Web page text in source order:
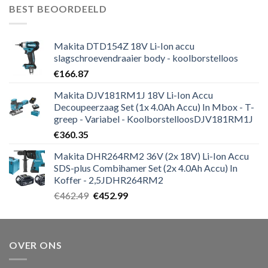
€271.19.
BEST BEOORDEELD
Makita DTD154Z 18V Li-Ion accu
slagschroevendraaier body - koolborstelloos
€166.87
Makita DJV181RM1J 18V Li-Ion Accu
Decoupeerzaag Set (1x 4.0Ah Accu) In Mbox - T-
greep - Variabel - KoolborstelloosDJV181RM1J
€360.35
Makita DHR264RM2 36V (2x 18V) Li-Ion Accu
SDS-plus Combihamer Set (2x 4.0Ah Accu) In
Koffer - 2,5JDHR264RM2
€462.49 Oorspronkelijke
was:
€452.99Huidige
is:
OVER ONS